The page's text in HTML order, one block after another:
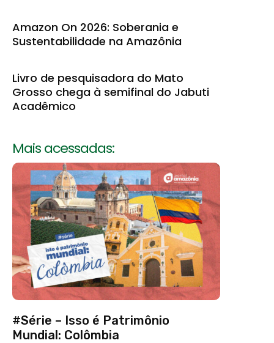
Amazon On 2026: Soberania e
Sustentabilidade na Amazônia
Livro de pesquisadora do Mato
Grosso chega à semifinal do Jabuti
Acadêmico
Mais acessadas:
#Série – Isso é Patrimônio
Mundial: Colômbia